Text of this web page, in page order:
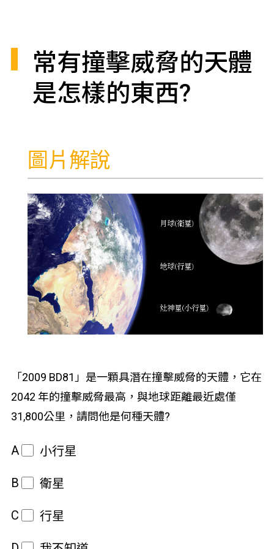
常有撞擊威脅的天體
是怎樣的東西?
圖片解說
「2009 BD81」是一顆具潛在撞擊威脅的天體，它在
2042 年的撞擊威脅最高，與地球距離最近處僅
31,800公里，請問他是何種天體?
A 小行星
B 衛星
C 行星